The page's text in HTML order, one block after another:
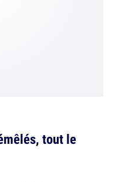
tout le